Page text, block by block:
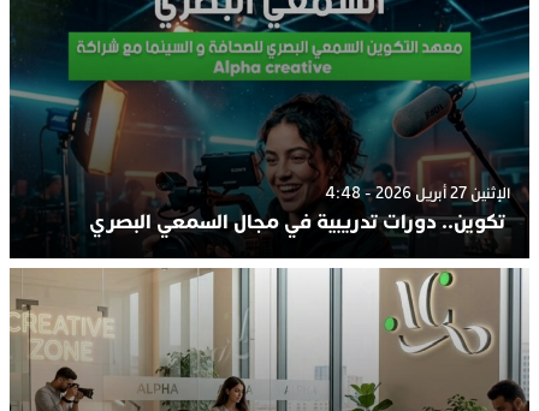
الإثنين 27 أبريل 2026 - 4:48
تكوين.. دورات تدريبية في مجال السمعي البصري